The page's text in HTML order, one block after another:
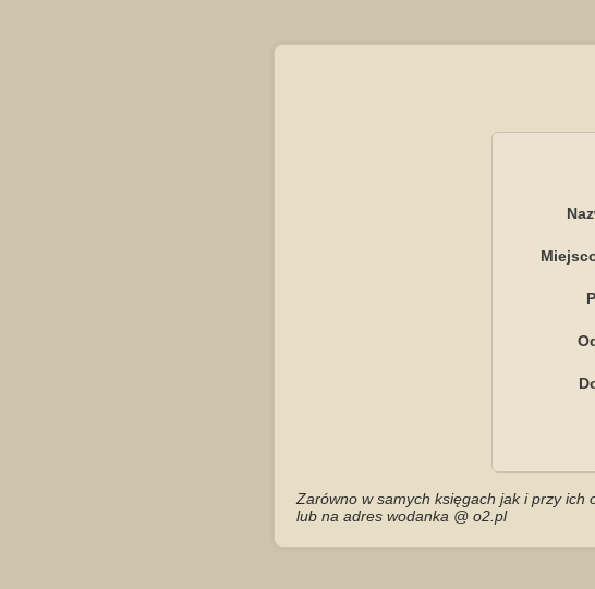
Zarówno w samych księgach jak i przy ich
lub na adres wodanka @ o2.pl